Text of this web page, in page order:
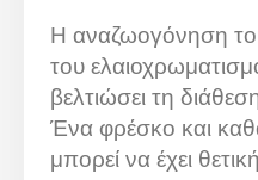
Η αναζωογόνηση
του
βελτιώσει τη
Ένα φρέσκο και
μπορεί να έχει